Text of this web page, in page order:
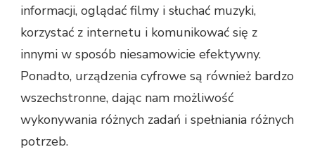
informacji, oglądać filmy i słuchać muzyki,
korzystać z internetu i komunikować się z
innymi w sposób niesamowicie efektywny.
Ponadto, urządzenia cyfrowe są również bardzo
wszechstronne, dając nam możliwość
wykonywania różnych zadań i spełniania różnych
potrzeb.